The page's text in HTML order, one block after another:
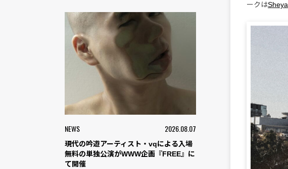
NEWS 2026.08.07
現代の吟遊アーティスト・vqによる入場
無料の単独公演がWWW企画『FREE』に
て開催
ークはSheya